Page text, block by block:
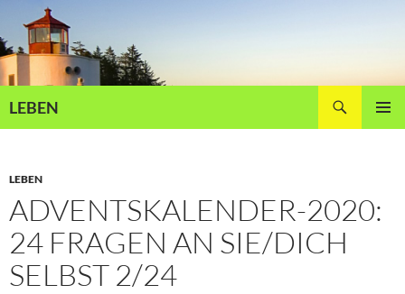
Inhalt
springen
LEBEN
LEBEN
ADVENTSKALENDER-2020:
24 FRAGEN AN SIE/DICH
SELBST 2/24